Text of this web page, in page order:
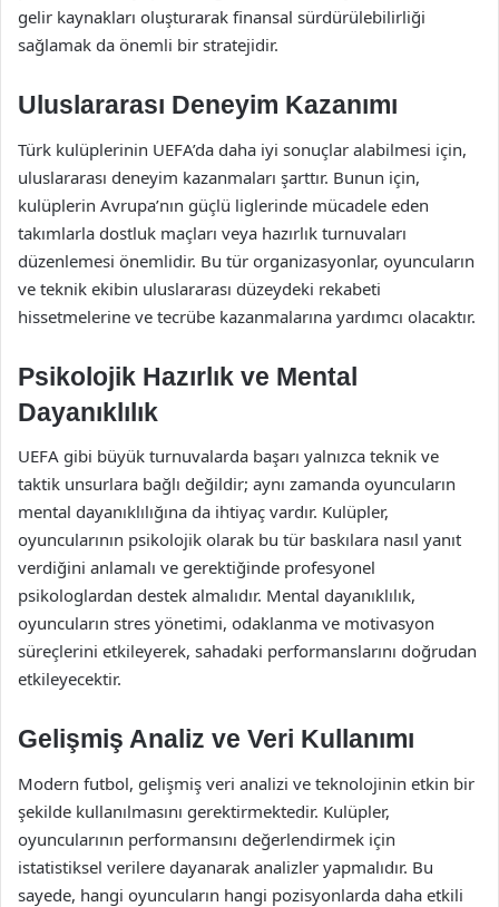
gelir kaynakları oluşturarak finansal sürdürülebilirliği
sağlamak da önemli bir stratejidir.
Uluslararası Deneyim Kazanımı
Türk kulüplerinin UEFA’da daha iyi sonuçlar alabilmesi için,
uluslararası deneyim kazanmaları şarttır. Bunun için,
kulüplerin Avrupa’nın güçlü liglerinde mücadele eden
takımlarla dostluk maçları veya hazırlık turnuvaları
düzenlemesi önemlidir. Bu tür organizasyonlar, oyuncuların
ve teknik ekibin uluslararası düzeydeki rekabeti
hissetmelerine ve tecrübe kazanmalarına yardımcı olacaktır.
Psikolojik Hazırlık ve Mental
Dayanıklılık
UEFA gibi büyük turnuvalarda başarı yalnızca teknik ve
taktik unsurlara bağlı değildir; aynı zamanda oyuncuların
mental dayanıklılığına da ihtiyaç vardır. Kulüpler,
oyuncularının psikolojik olarak bu tür baskılara nasıl yanıt
verdiğini anlamalı ve gerektiğinde profesyonel
psikologlardan destek almalıdır. Mental dayanıklılık,
oyuncuların stres yönetimi, odaklanma ve motivasyon
süreçlerini etkileyerek, sahadaki performanslarını doğrudan
etkileyecektir.
Gelişmiş Analiz ve Veri Kullanımı
Modern futbol, gelişmiş veri analizi ve teknolojinin etkin bir
şekilde kullanılmasını gerektirmektedir. Kulüpler,
oyuncularının performansını değerlendirmek için
istatistiksel verilere dayanarak analizler yapmalıdır. Bu
sayede, hangi oyuncuların hangi pozisyonlarda daha etkili